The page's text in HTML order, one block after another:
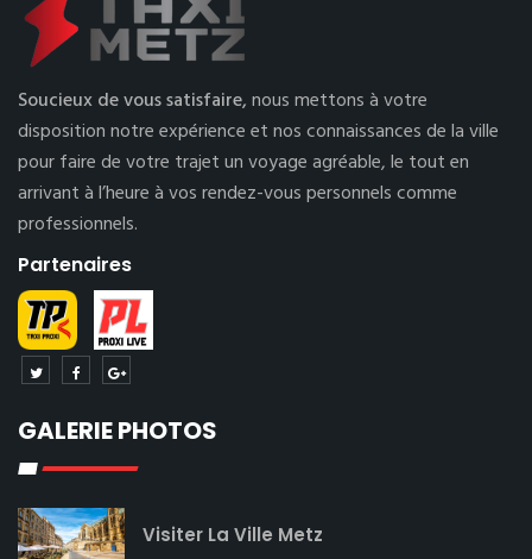
Soucieux de vous satisfaire,nous mettons à votre
disposition notre expérience et nos connaissances de la ville
pour faire de votre trajet un voyage agréable, le tout en
arrivant à l’heure à vos rendez-vous personnels comme
professionnels.
Partenaires
GALERIE PHOTOS
Visiter La Ville Metz